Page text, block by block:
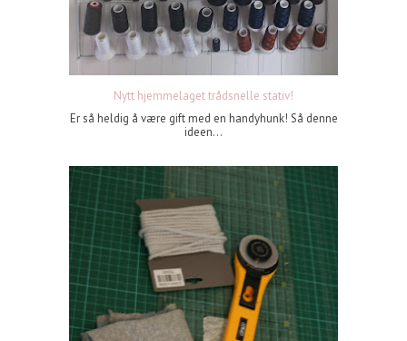
Nytt hjemmelaget trådsnelle stativ!
Er så heldig å være gift med en handyhunk! Så denne
ideen...